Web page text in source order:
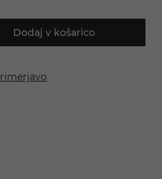
Dodaj v košarico